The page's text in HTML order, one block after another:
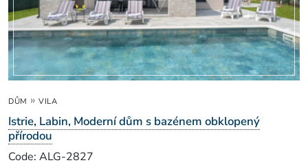
DŮM » VILA
Istrie, Labin, Moderní dům s bazénem obklopený
přírodou
Code: ALG-2827